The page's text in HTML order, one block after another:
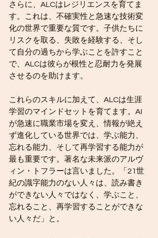
さらに、ALCはレジリエンスを育てま
す。これは、不確実性と急速な技術変
化の世界で重要な質です。子供たちに
リスクを取る、失敗を経験する、そし
て自分の過ちから学ぶことを許すこと
で、ALCは彼らが根性と忍耐力を発展
させるのを助けます。
これらのスキルに加えて、ALCは生涯
学習のマインドセットを育てます。AI
が急速に職業市場を変え、情報が絶え
ず進化している世界では、学ぶ能力、
忘れる能力、そして再学習する能力が
最も重要です。著名な未来派のアルヴ
ィン・トフラーは言いました。「21世
紀の識字能力のない人々は、読み書き
ができない人々ではなく、学ぶこと、
忘れること、再学習することができな
い人々だ」と。